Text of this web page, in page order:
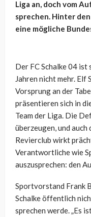
Liga an, doch vom
sprechen. Hinter
eine mögliche
Der FC Schalke 04
Jahren nicht mehr. Elf
Vorsprung an der
präsentieren sich in
Team der Liga. Die
überzeugen, und auch
Revierclub wirkt
Verantwortliche wie
auszusprechen: den
Sportvorstand Frank
Schalke öffentlich
sprechen werde. „Es